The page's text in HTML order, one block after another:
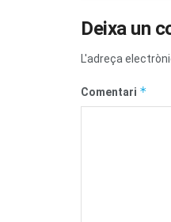
Deixa un
L'adreça
Comentari *